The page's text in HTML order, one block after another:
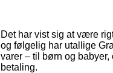
Det har vist sig at være
og følgelig har utallige
varer – til børn og
betaling.